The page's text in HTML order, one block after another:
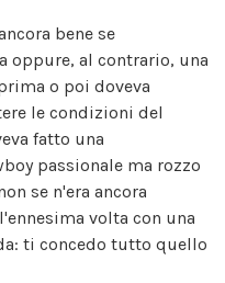
bene se
oppure, al contrario, una
o poi doveva
le condizioni del
fatto una
passionale ma rozzo
se n'era ancora
volta con una
ti concedo tutto quello